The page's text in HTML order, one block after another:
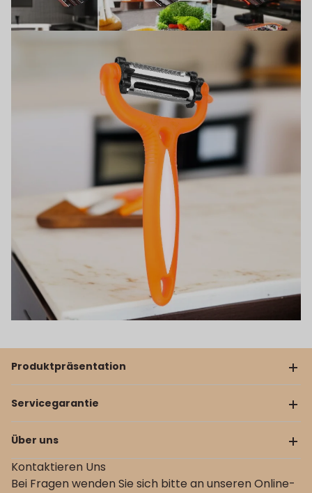
Produktpräsentation
Servicegarantie
Über uns
Kontaktieren Uns
Bei Fragen wenden Sie sich bitte an unseren Online-